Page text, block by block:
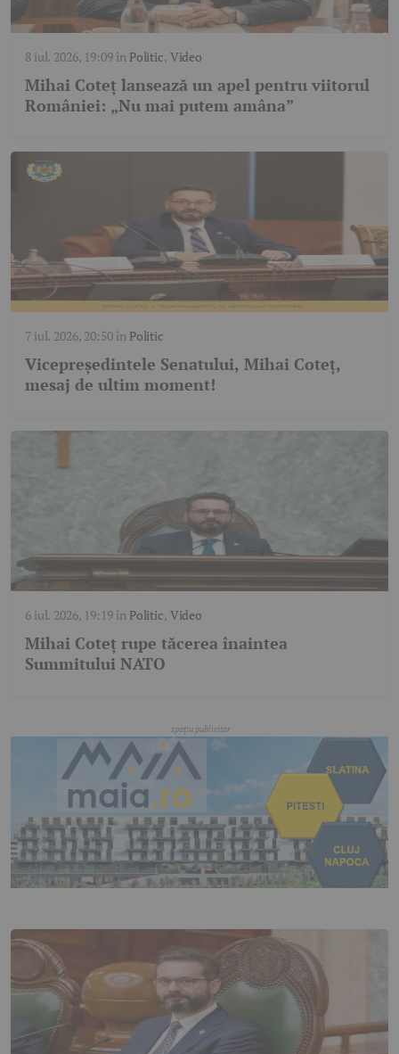
8 iul. 2026, 19:09în Politic, Video
Mihai Coteț lansează un apel pentru viitorul
României: „Nu mai putem amâna”
7 iul. 2026, 20:50în Politic
Vicepreședintele Senatului, Mihai Coteț,
mesaj de ultim moment!
6 iul. 2026, 19:19în Politic, Video
Mihai Coteț rupe tăcerea înaintea
Summitului NATO